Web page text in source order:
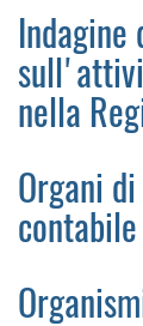
nella
Organi
contabile